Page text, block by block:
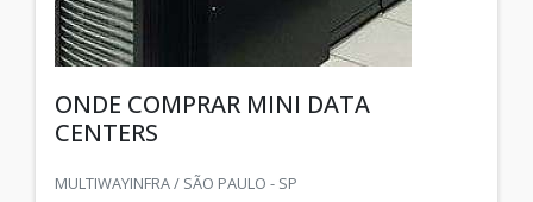
ONDE COMPRAR MINI DATA
CENTERS
MULTIWAYINFRA / SÃO PAULO - SP